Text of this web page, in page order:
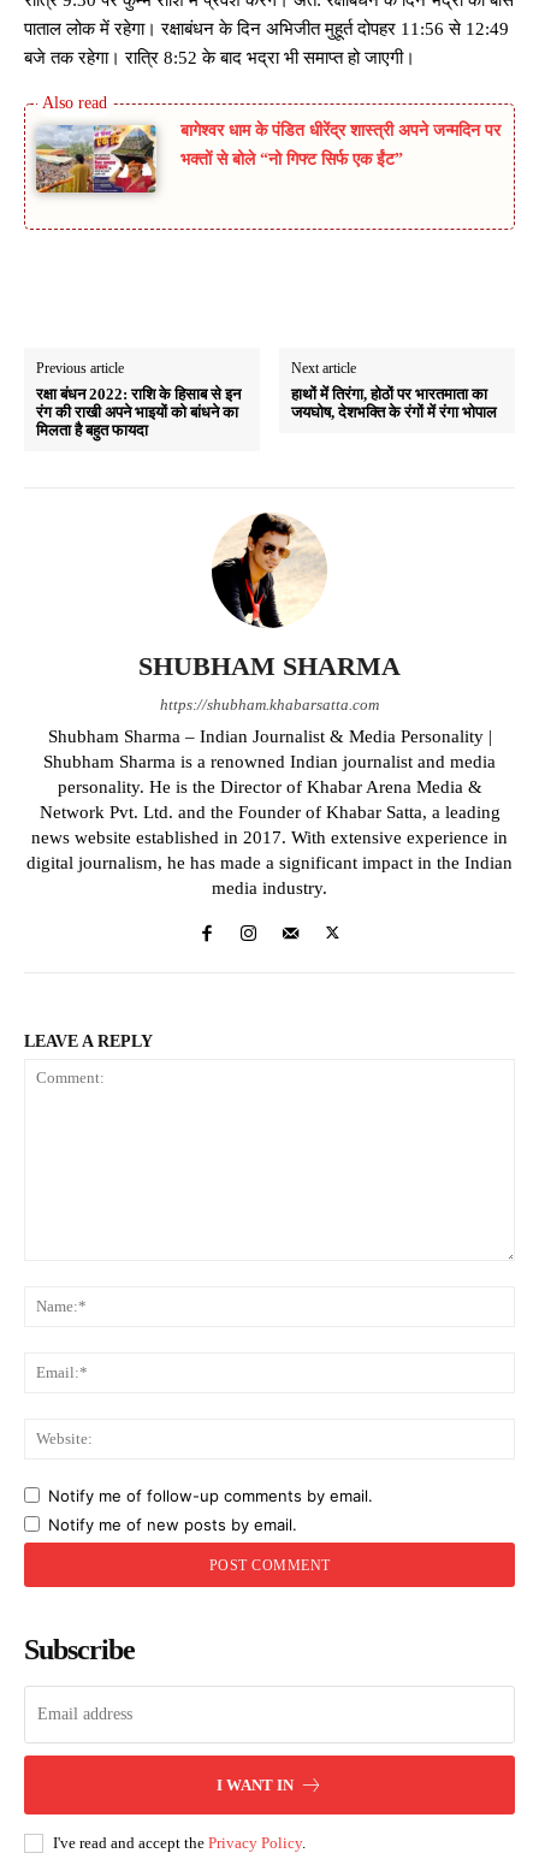
पाताल लोक में रहेगा। रक्षाबंधन के दिन अभिजीत मुहूर्त दोपहर 11:56 से 12:49
बजे तक रहेगा। रात्रि 8:52 के बाद भद्रा भी समाप्त हो जाएगी।
बागेश्वर धाम के पंडित धीरेंद्र शास्त्री अपने जन्मदिन पर
भक्तों से बोले “नो गिफ्ट सिर्फ एक ईंट”
Previous article
रक्षा बंधन 2022: राशि के हिसाब से इन
रंग की राखी अपने भाइयों को बांधने का
मिलता है बहुत फायदा
Next article
हाथों में तिरंगा, होठों पर भारतमाता का
जयघोष, देशभक्ति के रंगों में रंगा भोपाल
SHUBHAM SHARMA
https://shubham.khabarsatta.com
Shubham Sharma – Indian Journalist & Media Personality |
Shubham Sharma is a renowned Indian journalist and media
personality. He is the Director of Khabar Arena Media &
Network Pvt. Ltd. and the Founder of Khabar Satta, a leading
news website established in 2017. With extensive experience in
digital journalism, he has made a significant impact in the Indian
media industry.
LEAVE A REPLY
Notify me of follow-up comments by email.
Notify me of new posts by email.
Subscribe
I WANT IN
I've read and accept the Privacy Policy.